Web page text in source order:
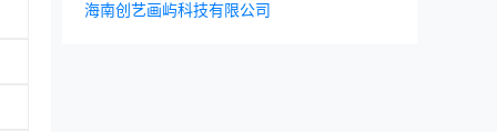
海南创艺画屿科技有限公司